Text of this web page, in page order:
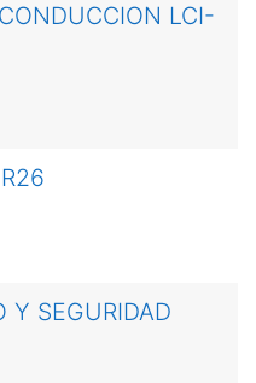
LCI-
Y SEGURIDAD